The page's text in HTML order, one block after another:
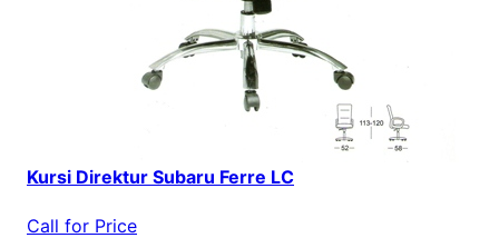
Kursi Direktur Subaru Ferre LC
Call for Price